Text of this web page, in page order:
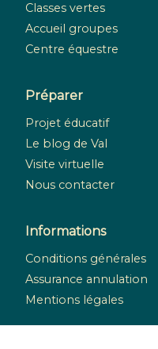
Classes vertes
Accueil groupes
Centre équestre
Préparer
Projet éducatif
Le blog de Val
Visite virtuelle
Nous contacter
Informations
Conditions générales
Assurance annulation
Mentions légales